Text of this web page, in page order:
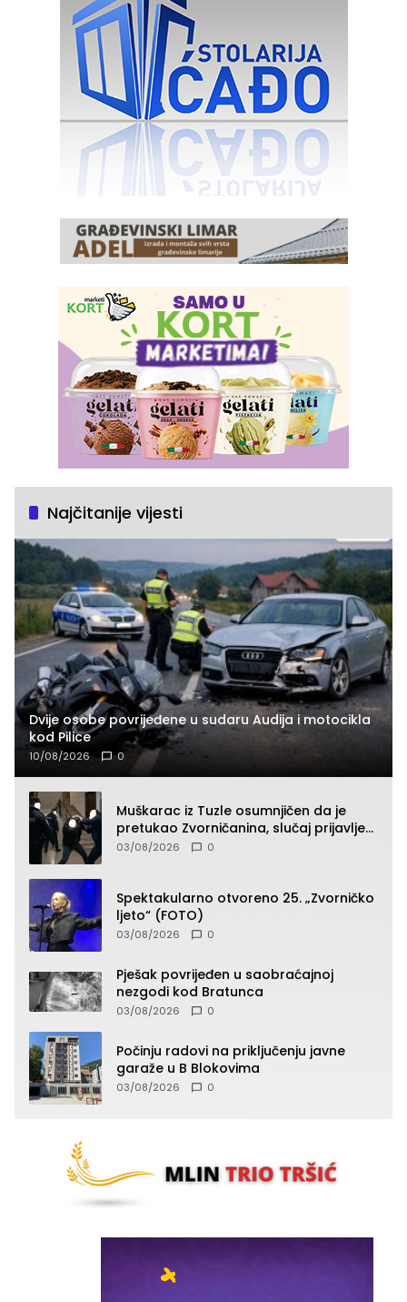
Najčitanije vijesti
Dvije osobe povrijeđene u sudaru Audija i motocikla
kod Pilice
10/08/2026 0
Muškarac iz Tuzle osumnjičen da je
pretukao Zvorničanina, slučaj prijavljen
tužilaštvu
03/08/2026 0
Spektakularno otvoreno 25. „Zvorničko
ljeto“ (FOTO)
03/08/2026 0
Pješak povrijeđen u saobraćajnoj
nezgodi kod Bratunca
03/08/2026 0
Počinju radovi na priključenju javne
garaže u B Blokovima
03/08/2026 0